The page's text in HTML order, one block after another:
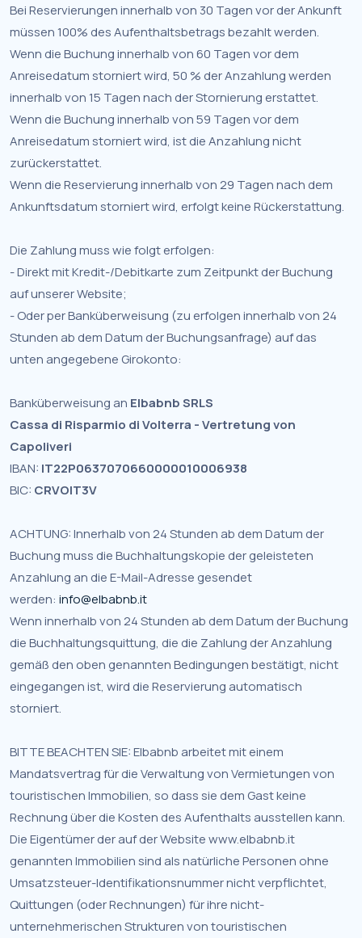
Bei Reservierungen innerhalb von 30 Tagen vor der Ankunft
müssen 100% des Aufenthaltsbetrags bezahlt werden.
Wenn die Buchung innerhalb von 60 Tagen vor dem
Anreisedatum storniert wird, 50 % der Anzahlung werden
innerhalb von 15 Tagen nach der Stornierung erstattet.
Wenn die Buchung innerhalb von 59 Tagen vor dem
Anreisedatum storniert wird, ist die Anzahlung nicht
zurückerstattet.
Wenn die Reservierung innerhalb von 29 Tagen nach dem
Ankunftsdatum storniert wird, erfolgt keine Rückerstattung.
Die Zahlung muss wie folgt erfolgen:
- Direkt mit Kredit-/Debitkarte zum Zeitpunkt der Buchung
auf unserer Website;
- Oder per Banküberweisung (zu erfolgen innerhalb von 24
Stunden ab dem Datum der Buchungsanfrage) auf das
unten angegebene Girokonto:
Banküberweisung an Elbabnb SRLS
Cassa di Risparmio di Volterra - Vertretung von
Capoliveri
IBAN: IT22P0637070660000010006938
BIC: CRVOIT3V
ACHTUNG: Innerhalb von 24 Stunden ab dem Datum der
Buchung muss die Buchhaltungskopie der geleisteten
Anzahlung an die E-Mail-Adresse gesendet
werden: info@elbabnb.it
Wenn innerhalb von 24 Stunden ab dem Datum der Buchung
die Buchhaltungsquittung, die die Zahlung der Anzahlung
gemäß den oben genannten Bedingungen bestätigt, nicht
eingegangen ist, wird die Reservierung automatisch
storniert.
BITTE BEACHTEN SIE: Elbabnb arbeitet mit einem
Mandatsvertrag für die Verwaltung von Vermietungen von
touristischen Immobilien, so dass sie dem Gast keine
Rechnung über die Kosten des Aufenthalts ausstellen kann.
Die Eigentümer der auf der Website www.elbabnb.it
genannten Immobilien sind als natürliche Personen ohne
Umsatzsteuer-Identifikationsnummer nicht verpflichtet,
Quittungen (oder Rechnungen) für ihre nicht-
unternehmerischen Strukturen von touristischen